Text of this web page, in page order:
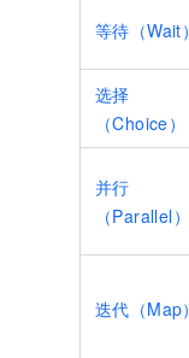
等待（Wait）
选择
（Choice）
并行
（Parallel）
迭代（Map）